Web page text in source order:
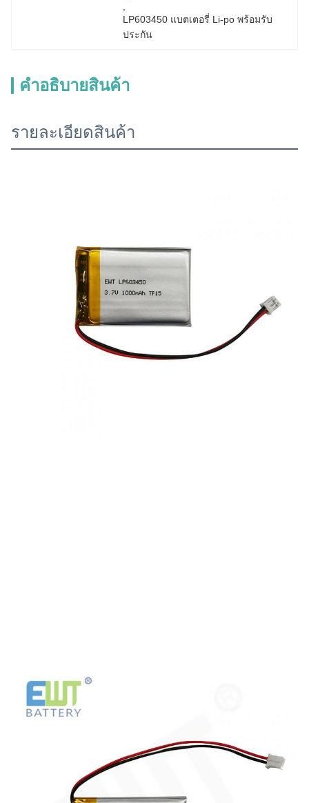
LP603450 แบตเตอรี่ Li-po พร้อมรับ
ประกัน
คําอธิบายสินค้า
รายละเอียดสินค้า